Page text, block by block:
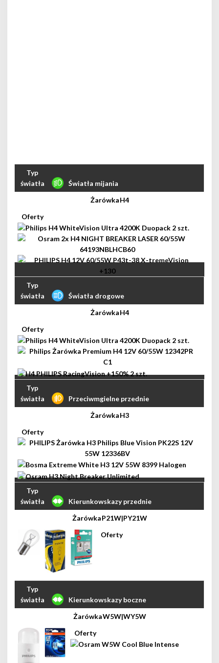
Światła mijania
H4
Światła drogowe
H4
Przeciwmgielne przednie
H3
Kierunkowskazy przednie
P21W|PY21W
Kierunkowskazy boczne
W5W|WY5W